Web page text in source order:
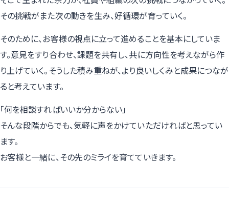
その挑戦がまた次の動きを生み、好循環が育っていく。
そのために、お客様の視点に立って進めることを基本にしていま
す。意見をすり合わせ、課題を共有し、共に方向性を考えながら作
り上げていく。そうした積み重ねが、より良いしくみと成果につなが
ると考えています。
「何を相談すればいいか分からない」
そんな段階からでも、気軽に声をかけていただければと思ってい
ます。
お客様と一緒に、その先のミライを育てていきます。